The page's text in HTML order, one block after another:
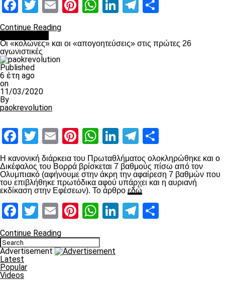
Facebook
Twitter
EmailPinterest
WhatsApp
LinkedInTelegram
Continue Reading
Οι «κολώνες» και οι «απογοητεύσεις» στις πρώτες 26
αγωνιστικές
Published
6 έτη ago
on
11/03/2020
By
paokrevolution
Facebook
Twitter
EmailPinterest
WhatsApp
LinkedIn
Telegram
Η κανονική διάρκεια του Πρωταθλήματος ολοκληρώθηκε και ο
Δικέφαλος του Βορρά βρίσκεται 7 βαθμούς πίσω από τον
Ολυμπιακό (αφήνουμε στην άκρη την αφαίρεση 7 βαθμών που
του επιβλήθηκε πρωτόδικα αφού υπάρχει και η αυριανή
εκδίκαση στην Εφέσεων). Το άρθρο εδώ
Facebook
Twitter
EmailPinterest
WhatsApp
LinkedIn
Telegram
Continue Reading
Advertisement
Latest
Popular
Videos